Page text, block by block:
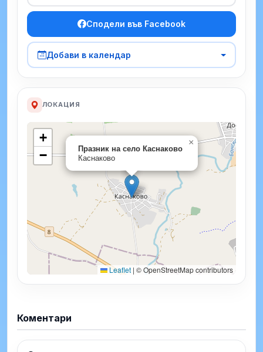
Сподели във Facebook
Добави в календар
ЛОКАЦИЯ
Празник на село Каснаково
Каснаково
×
+
−
Leaflet | © OpenStreetMap contributors
Коментари